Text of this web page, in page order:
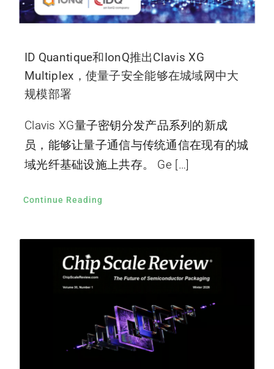
ID Quantique和IonQ推出Clavis XG
Multiplex，使量子安全能够在城域网中大
规模部署
Clavis XG量子密钥分发产品系列的新成
员，能够让量子通信与传统通信在现有的城
域光纤基础设施上共存。 Ge […]
Continue Reading